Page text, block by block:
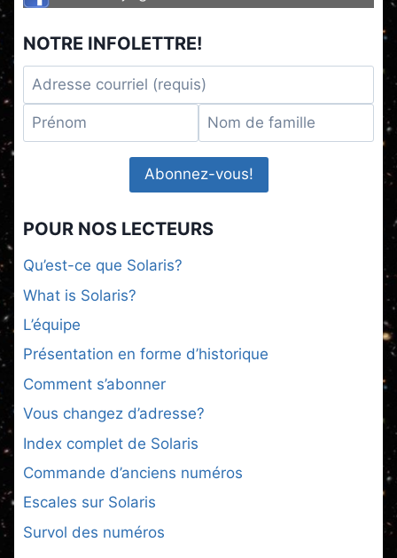
NOTRE INFOLETTRE!
POUR NOS LECTEURS
Qu’est-ce que Solaris?
What is Solaris?
L’équipe
Présentation en forme d’historique
Comment s’abonner
Vous changez d’adresse?
Index complet de Solaris
Commande d’anciens numéros
Escales sur Solaris
Survol des numéros